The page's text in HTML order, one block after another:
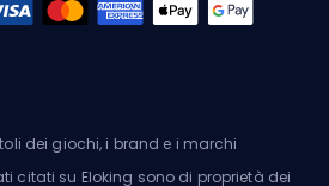
dei giochi, i brand e i marchi
citati su Eloking sono di proprietà dei